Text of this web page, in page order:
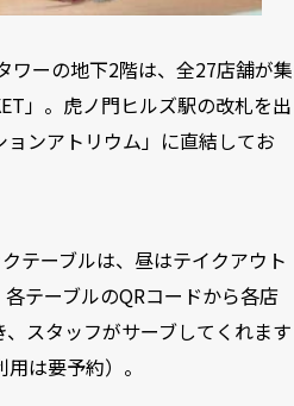
ワーの地下2階は、全27店舗が集
」。虎ノ門ヒルズ駅の改札を出
ンアトリウム」に直結してお
テーブルは、昼はテイクアウト
テーブルのQRコードから各店
スタッフがサーブしてくれます
は要予約）。